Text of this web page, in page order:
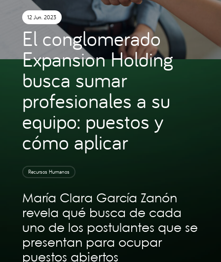
12 Jun. 2023
El conglomerado
Expansion Holding
busca sumar
profesionales a su
equipo: puestos y
cómo aplicar
Recursos Humanos
María Clara García Zanón
revela qué busca de cada
uno de los postulantes que se
presentan para ocupar
puestos abiertos